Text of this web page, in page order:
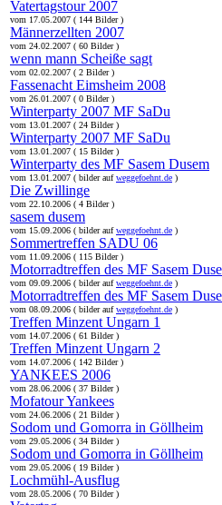
Vatertagstour 2007
vom 17.05.2007 ( 144 Bilder )
Männerzellten 2007
vom 24.02.2007 ( 60 Bilder )
wenn mann Scheiße sagt
vom 02.02.2007 ( 2 Bilder )
Fassenacht Eimsheim 2008
vom 26.01.2007 ( 0 Bilder )
Winterparty 2007 MF SaDu
vom 13.01.2007 ( 24 Bilder )
Winterparty 2007 MF SaDu
vom 13.01.2007 ( 15 Bilder )
Winterparty des MF Sasem Dusem
vom 13.01.2007 ( bilder aufweggefoehnt.de )
Die Zwillinge
vom 22.10.2006 ( 4 Bilder )
sasem dusem
vom 15.09.2006 ( bilder aufweggefoehnt.de )
Sommertreffen SADU 06
vom 11.09.2006 ( 115 Bilder )
Motorradtreffen des MF Sasem
vom 09.09.2006 ( bilder aufweggefoehnt.de )
Motorradtreffen des MF Sasem
vom 08.09.2006 ( bilder aufweggefoehnt.de )
Treffen Minzent Ungarn 1
vom 14.07.2006 ( 61 Bilder )
Treffen Minzent Ungarn 2
vom 14.07.2006 ( 142 Bilder )
YANKEES 2006
vom 28.06.2006 ( 37 Bilder )
Mofatour Yankees
vom 24.06.2006 ( 21 Bilder )
Sodom und Gomorra in Göllheim
vom 29.05.2006 ( 34 Bilder )
Sodom und Gomorra in Göllheim
vom 29.05.2006 ( 19 Bilder )
Lochmühl-Ausflug
vom 28.05.2006 ( 70 Bilder )